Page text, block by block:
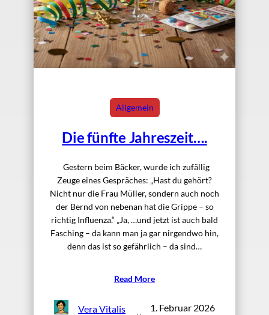
Allgemein
Die fünfte Jahreszeit….
Gestern beim Bäcker, wurde ich zufällig
Zeuge eines Gespräches: „Hast du gehört?
Nicht nur die Frau Müller, sondern auch noch
der Bernd von nebenan hat die Grippe – so
richtig Influenza.“ „Ja, …und jetzt ist auch bald
Fasching – da kann man ja gar nirgendwo hin,
denn das ist so gefährlich – da sind…
Read More
Vera Vitalis 1. Februar 2026